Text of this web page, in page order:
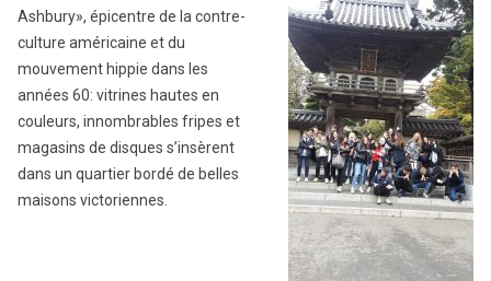
Ashbury», épicentre de la contre-
culture américaine et du
mouvement hippie dans les
années 60: vitrines hautes en
couleurs, innombrables fripes et
magasins de disques s’insèrent
dans un quartier bordé de belles
maisons victoriennes.